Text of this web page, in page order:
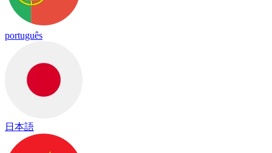
português
日本語